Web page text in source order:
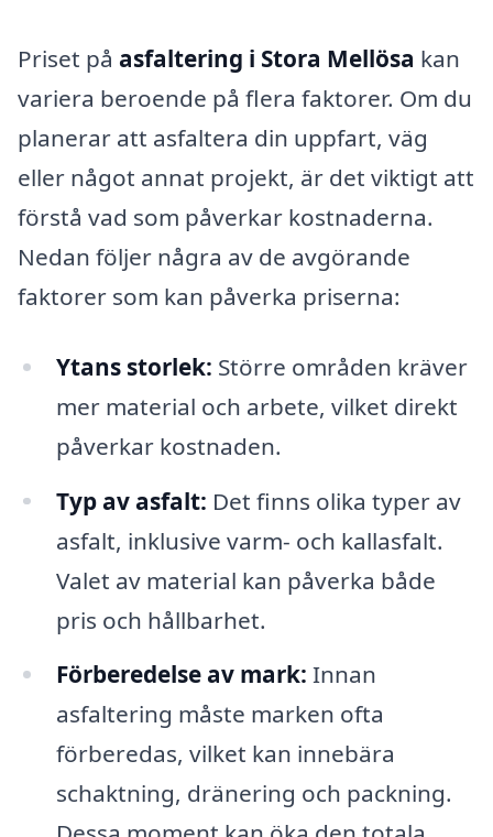
Priset på asfaltering i Stora Mellösa kan
variera beroende på flera faktorer. Om du
planerar att asfaltera din uppfart, väg
eller något annat projekt, är det viktigt att
förstå vad som påverkar kostnaderna.
Nedan följer några av de avgörande
faktorer som kan påverka priserna:
Ytans storlek: Större områden kräver
mer material och arbete, vilket direkt
påverkar kostnaden.
Typ av asfalt: Det finns olika typer av
asfalt, inklusive varm- och kallasfalt.
Valet av material kan påverka både
pris och hållbarhet.
Förberedelse av mark: Innan
asfaltering måste marken ofta
förberedas, vilket kan innebära
schaktning, dränering och packning.